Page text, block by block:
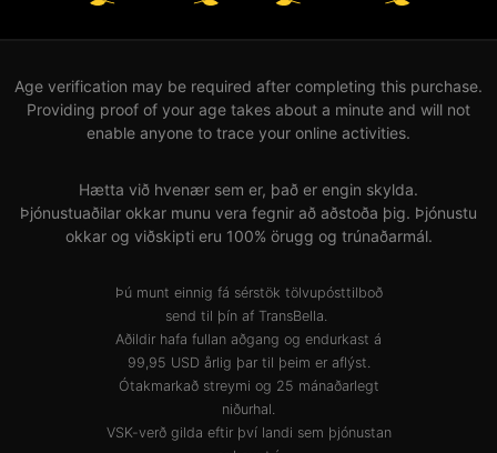
Age verification may be required after completing this purchase.
Providing proof of your age takes about a minute and will not
enable anyone to trace your online activities.
Hætta við hvenær sem er, það er engin skylda.
Þjónustuaðilar okkar munu vera fegnir að aðstoða þig. Þjónustu
okkar og viðskipti eru 100% örugg og trúnaðarmál.
Þú munt einnig fá sérstök tölvupósttilboð
send til þín af TransBella.
Aðildir hafa fullan aðgang og endurkast á
99,95 USD årlig þar til þeim er aflýst.
Ótakmarkað streymi og 25 mánaðarlegt
niðurhal.
VSK-verð gilda eftir því landi sem þjónustan